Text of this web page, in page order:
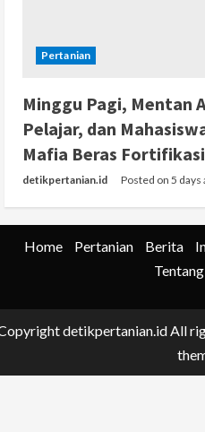
Pertanian
Minggu Pagi, Mentan
Pelajar, dan
Mafia Beras Fortifikasi
detikpertanian.id Posted on 5 days
Home Pertanian Berita
detikpertanian.id All